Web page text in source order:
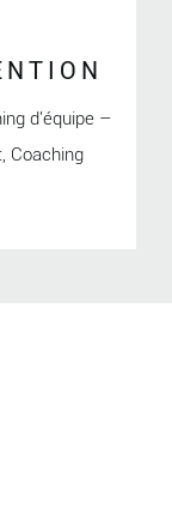
d'équipe –
Coaching